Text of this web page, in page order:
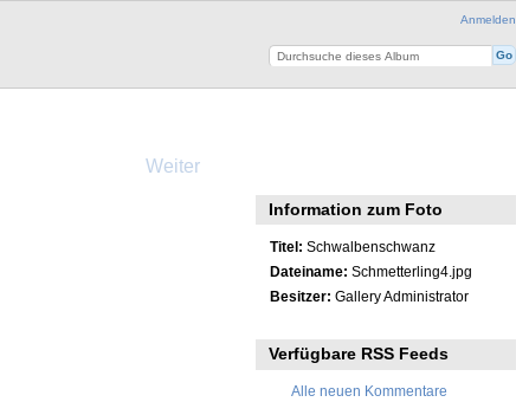
Anmelden
Weiter
Information zum Foto
Titel: Schwalbenschwanz
Dateiname: Schmetterling4.jpg
Besitzer: Gallery Administrator
Verfügbare RSS Feeds
Alle neuen Kommentare